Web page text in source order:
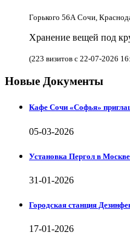
Горького 56А Сочи,
Хранение вещей под
(223 визитов с 22-07-2026
Новые Документы
Кафе Сочи «Софья»
05-03-2026
Установка Пергол в
31-01-2026
Городская станция
17-01-2026